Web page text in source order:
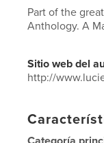
Part of the
Anthology. A
Sitio web del
http://